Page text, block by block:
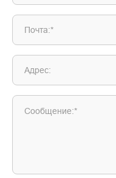
Почта:*
Адрес:
Сообщение:*